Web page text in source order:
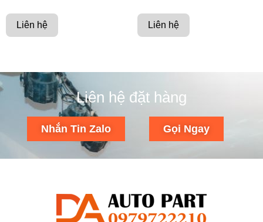
Liên hệ Liên hệ
Liên hệ đặt hàng
Nhắn Tin Zalo Gọi Ngay